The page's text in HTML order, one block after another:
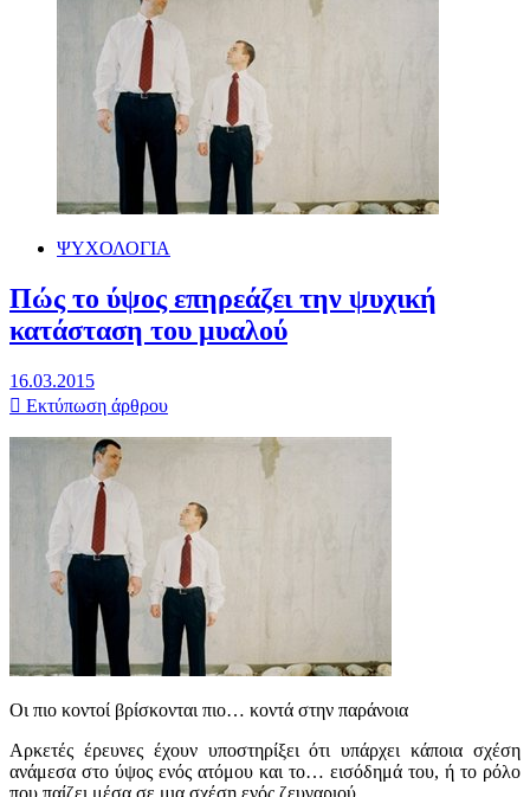
ΨΥΧΟΛΟΓΙΑ
Πώς το ύψος επηρεάζει την ψυχική
κατάσταση του μυαλού
16.03.2015
Εκτύπωση άρθρου
Οι πιο κοντοί βρίσκονται πιο… κοντά στην παράνοια
Αρκετές έρευνες έχουν υποστηρίξει ότι υπάρχει κάποια σχέση
ανάμεσα στο ύψος ενός ατόμου και το… εισόδημά του, ή το ρόλο
που παίζει μέσα σε μια σχέση ενός ζευγαριού.